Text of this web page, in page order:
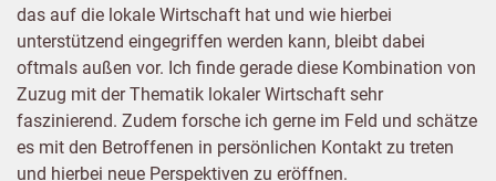
das auf die lokale Wirtschaft hat und wie hierbei
unterstützend eingegriffen werden kann, bleibt dabei
oftmals außen vor. Ich finde gerade diese Kombination von
Zuzug mit der Thematik lokaler Wirtschaft sehr
faszinierend. Zudem forsche ich gerne im Feld und schätze
es mit den Betroffenen in persönlichen Kontakt zu treten
und hierbei neue Perspektiven zu eröffnen.